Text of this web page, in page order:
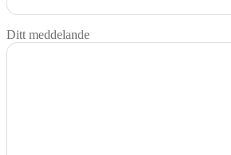
Ditt meddelande